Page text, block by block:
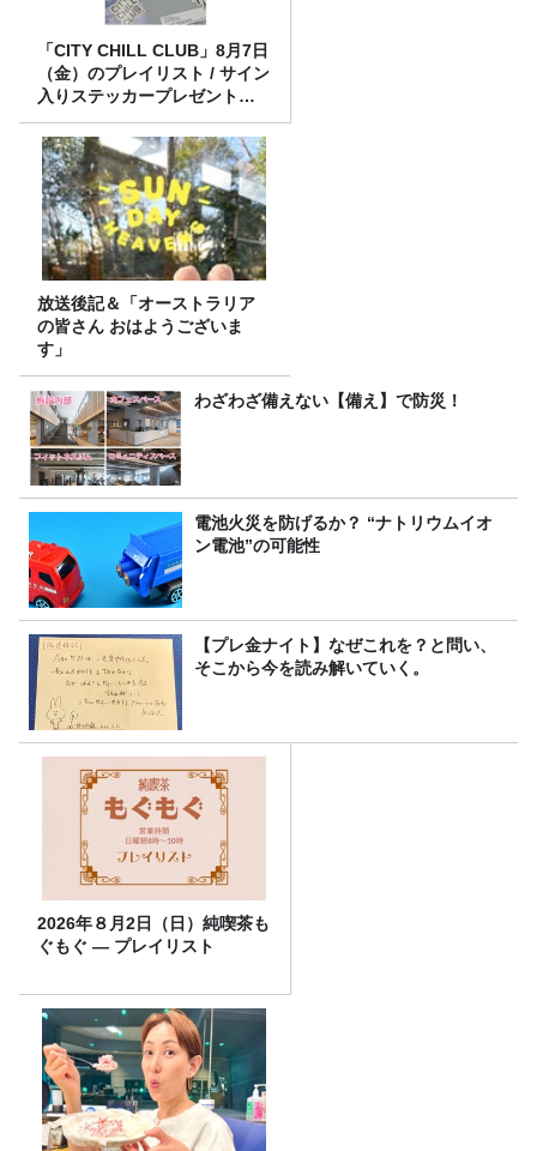
「CITY CHILL CLUB」8月7日
（金）のプレイリスト / サイン
入りステッカープレゼント有
り
放送後記＆「オーストラリア
の皆さん おはようございま
す」
わざわざ備えない【備え】で防災！
電池火災を防げるか？ “ナトリウムイオ
ン電池”の可能性
【プレ金ナイト】なぜこれを？と問い、
そこから今を読み解いていく。
2026年８月2日（日）純喫茶も
ぐもぐ ― プレイリスト